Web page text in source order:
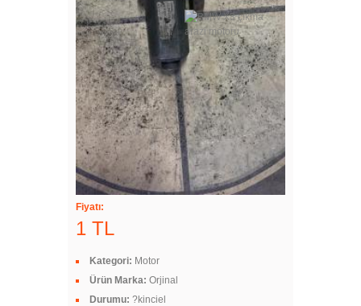
Fiyatı:
1 TL
Kategori: Motor
Ürün Marka: Orjinal
Durumu: ?kinciel